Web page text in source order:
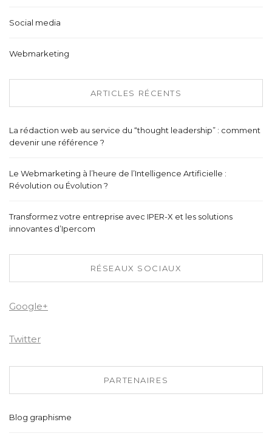
Social media
Webmarketing
ARTICLES RÉCENTS
La rédaction web au service du “thought leadership” : comment
devenir une référence ?
Le Webmarketing à l’heure de l’Intelligence Artificielle :
Révolution ou Évolution ?
Transformez votre entreprise avec IPER-X et les solutions
innovantes d’Ipercom
RÉSEAUX SOCIAUX
Google+
Twitter
PARTENAIRES
Blog graphisme